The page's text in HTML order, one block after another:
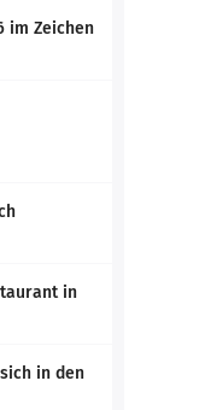
im Zeichen
in
in den